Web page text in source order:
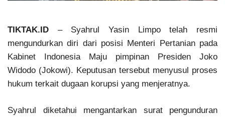
TIKTAK.ID – Syahrul Yasin Limpo telah resmi
mengundurkan diri dari posisi Menteri Pertanian pada
Kabinet Indonesia Maju pimpinan Presiden Joko
Widodo (Jokowi). Keputusan tersebut menyusul proses
hukum terkait dugaan korupsi yang menjeratnya.
Syahrul diketahui mengantarkan surat pengunduran